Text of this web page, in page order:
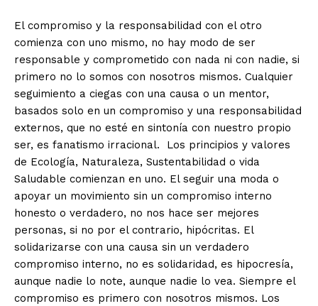
El compromiso y la responsabilidad con el otro
comienza con uno mismo, no hay modo de ser
responsable y comprometido con nada ni con nadie, si
primero no lo somos con nosotros mismos. Cualquier
seguimiento a ciegas con una causa o un mentor,
basados solo en un compromiso y una responsabilidad
externos, que no esté en sintonía con nuestro propio
ser, es fanatismo irracional. Los principios y valores
de Ecología, Naturaleza, Sustentabilidad o vida
Saludable comienzan en uno. El seguir una moda o
apoyar un movimiento sin un compromiso interno
honesto o verdadero, no nos hace ser mejores
personas, si no por el contrario, hipócritas. El
solidarizarse con una causa sin un verdadero
compromiso interno, no es solidaridad, es hipocresía,
aunque nadie lo note, aunque nadie lo vea. Siempre el
compromiso es primero con nosotros mismos. Los